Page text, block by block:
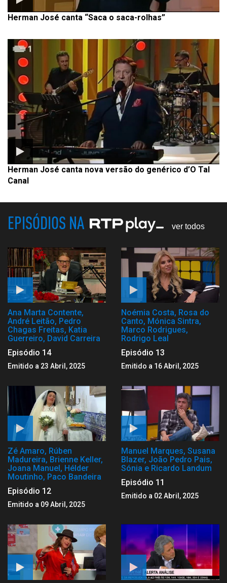
Herman José canta “Saca o saca-rolhas”
Herman José canta nova versão do genérico d’O Tal
Canal
EPISÓDIOS NA ver todos
Ana Marta Contente,
André Leitão, Pedro
Chagas Freitas, Katia
Guerreiro, David Carreira
Episódio 14
Emitido a 23 Abril, 2025
Noémia Costa, Rosa do
Canto, Mónica Sintra,
Marco Rodrigues,
Rodrigo Leal
Episódio 13
Emitido a 16 Abril, 2025
Zé Amaro, Rúben
Madureira, Brienne Keller,
Joana Manuel, Hélder
Moutinho, Paco Bandeira
Episódio 12
Emitido a 09 Abril, 2025
Manuel Marques, Susana
Blazer, João Pedro Pais,
Sónia e Ricardo Landum
Episódio 11
Emitido a 02 Abril, 2025